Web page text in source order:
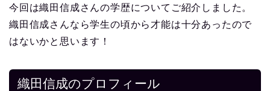
今回は織田信成さんの学歴についてご紹介しました。
織田信成さんなら学生の頃から才能は十分あったので
はないかと思います！
織田信成のプロフィール